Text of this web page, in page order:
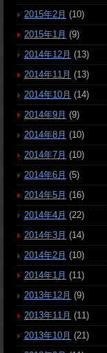
2015年2月 (10)
2015年1月 (9)
2014年12月 (13)
2014年11月 (13)
2014年10月 (14)
2014年9月 (9)
2014年8月 (10)
2014年7月 (10)
2014年6月 (5)
2014年5月 (16)
2014年4月 (22)
2014年3月 (14)
2014年2月 (10)
2014年1月 (11)
2013年12月 (9)
2013年11月 (11)
2013年10月 (21)